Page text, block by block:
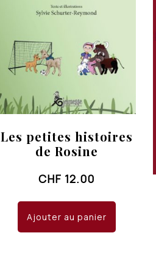
Les petites histoires
de Rosine
CHF 12.00
Ajouter au panier